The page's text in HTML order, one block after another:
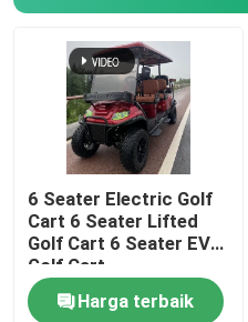
6 Seater Electric Golf
Cart 6 Seater Lifted
Golf Cart 6 Seater EV
Golf Cart
Harga terbaik